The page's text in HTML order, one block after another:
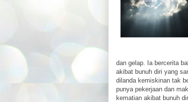
dan gelap. Ia bercerita
akibat bunuh diri yang
dilanda kemiskinan tak
punya pekerjaan dan
kematian akibat bunuh